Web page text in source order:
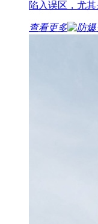
陷入误区，尤其
查看更多